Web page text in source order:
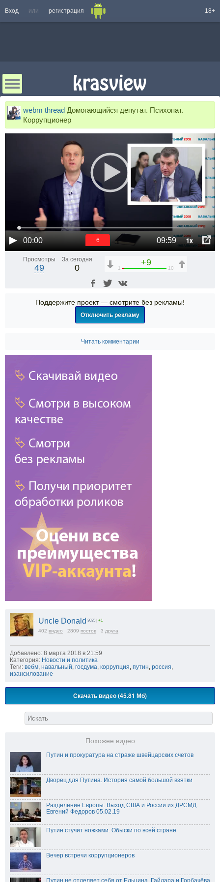
Вход или регистрация 18+
webm thread Домогающийся депутат. Психопат.
Коррупционер
00:00 09:59 1x
6
Просмотры
49
За сегодня
0
+9
1 10
Поддержите проект — смотрите без рекламы!
Отключить рекламу
Читать комментарии
Uncle Donald 3035 +1
402 видео 2809 постов 3 друга
Добавлено: 8 марта 2018 в 21:59
Категория: Новости и политика
Теги: вебм, навальный, госдума, коррупция, путин, россия,
изансилование
Скачать видео (45.81 Мб)
Похожее видео
Путин и прокуратура на страже швейцарских счетов
Дворец для Путина. История самой большой взятки
Разделение Европы. Выход США и России из ДРСМД.
Евгений Федоров 05.02.19
Путин стучит ножками. Обыски по всей стране
Вечер встречи коррупционеров